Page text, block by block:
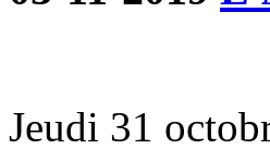
Jeudi 31